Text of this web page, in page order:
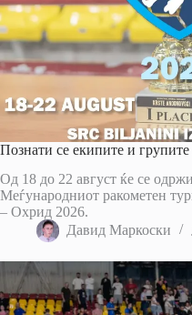
Познати се екипите и
Од 18 до 22 август ќе се
Меѓународниот ракометен
– Охрид 2026.
Давид Маркоски